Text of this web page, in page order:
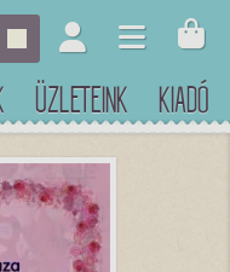
ÜZLETEINK KIADÓ